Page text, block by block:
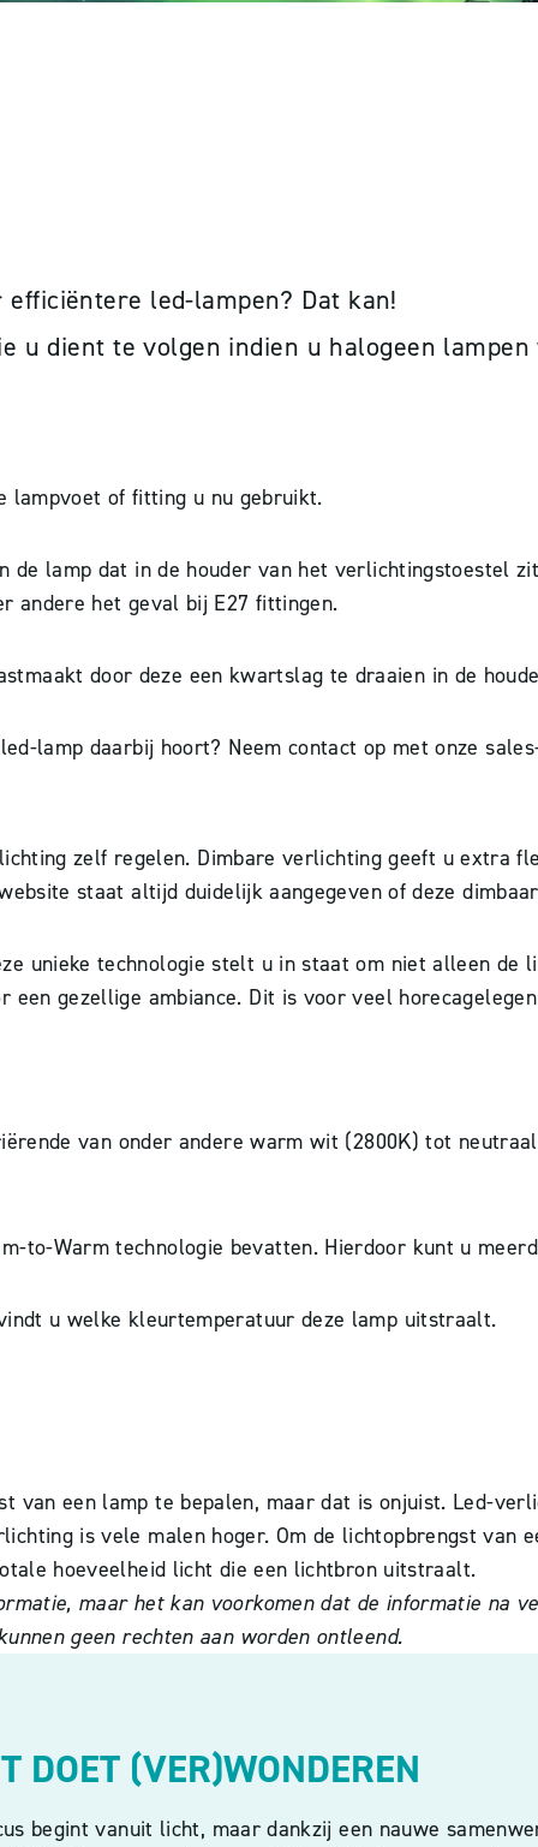
led-lampen? Dat kan!
u dient te volgen indien u halogeen
lampvoet of fitting u nu gebruikt.
lamp dat in de houder van het verlichtingstoestel
andere het geval bij E27 fittingen.
door deze een kwartslag te draaien in de
lamp daarbij hoort? Neem contact op met onze
zelf regelen. Dimbare verlichting geeft u extra
staat altijd duidelijk aangegeven of deze
unieke technologie stelt u in staat om niet alleen
gezellige ambiance. Dit is voor veel
van onder andere warm wit (2800K) tot
to-Warm technologie bevatten. Hierdoor kunt u
u welke kleurtemperatuur deze lamp uitstraalt.
van een lamp te bepalen, maar dat is onjuist. Led-
is vele malen hoger. Om de lichtopbrengst
hoeveelheid licht die een lichtbron uitstraalt.
maar het kan voorkomen dat de informatie na
geen rechten aan worden ontleend.
DOET (VER)WONDEREN
begint vanuit licht, maar dankzij een nauwe